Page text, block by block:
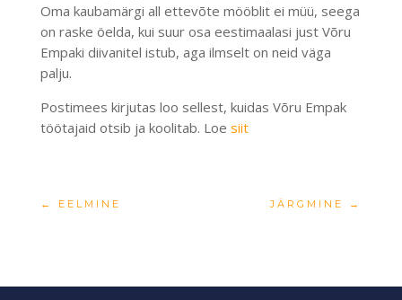
Oma kaubamärgi all ettevõte mööblit ei müü, seega
on raske öelda, kui suur osa eestimaalasi just Võru
Empaki diivanitel istub, aga ilmselt on neid väga
palju.
Postimees kirjutas loo sellest, kuidas Võru Empak
töötajaid otsib ja koolitab. Loe siit
← EELMINE JÄRGMINE →